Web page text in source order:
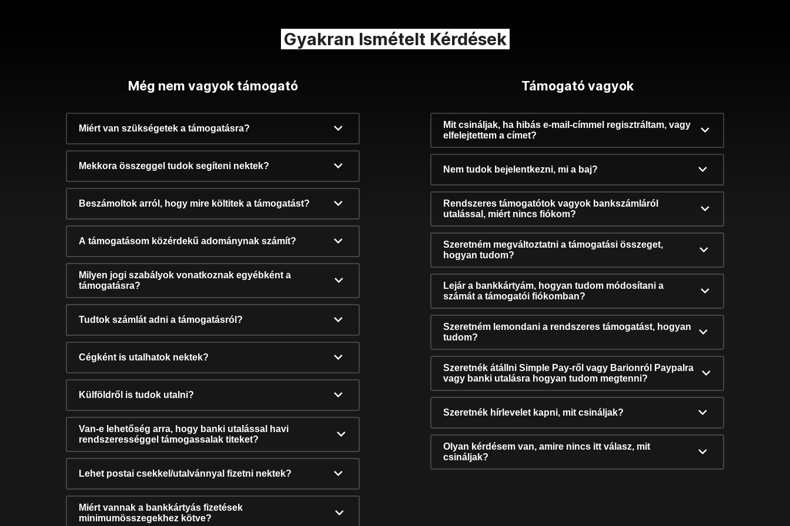
Gyakran Ismételt Kérdések
Még nem vagyok támogató
Miért van szükségetek a támogatásra?
Mekkora összeggel tudok segíteni nektek?
Beszámoltok arról, hogy mire költitek a támogatást?
A támogatásom közérdekű adománynak számít?
Milyen jogi szabályok vonatkoznak egyébként a
támogatásra?
Tudtok számlát adni a támogatásról?
Cégként is utalhatok nektek?
Külföldről is tudok utalni?
Van-e lehetőség arra, hogy banki utalással havi
rendszerességgel támogassalak titeket?
Lehet postai csekkel/utalvánnyal fizetni nektek?
Miért vannak a bankkártyás fizetések
minimumösszegekhez kötve?
Támogató vagyok
Mit csináljak, ha hibás e-mail-címmel regisztráltam, vagy
elfelejtettem a címet?
Nem tudok bejelentkezni, mi a baj?
Rendszeres támogatótok vagyok bankszámláról
utalással, miért nincs fiókom?
Szeretném megváltoztatni a támogatási összeget,
hogyan tudom?
Lejár a bankkártyám, hogyan tudom módosítani a
számát a támogatói fiókomban?
Szeretném lemondani a rendszeres támogatást, hogyan
tudom?
Szeretnék átállni Simple Pay-ről vagy Barionról Paypalra
vagy banki utalásra hogyan tudom megtenni?
Szeretnék hírlevelet kapni, mit csináljak?
Olyan kérdésem van, amire nincs itt válasz, mit
csináljak?